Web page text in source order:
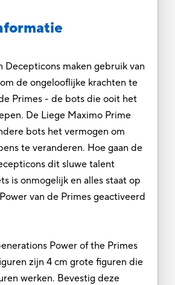
Decepticons maken gebruik van
de ongelooflijke krachten te
Primes - de bots die ooit het
De Liege Maximo Prime
bots het vermogen om
te veranderen. Hoe gaan de
dit sluwe talent
is onmogelijk en alles staat op
van de Primes geactiveerd
Power of the Primes
zijn 4 cm grote figuren die
werken. Bevestig deze